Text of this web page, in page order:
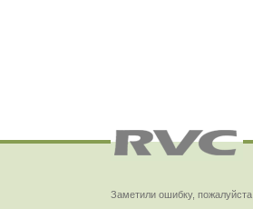
Заметили ошибку, пожалуйста